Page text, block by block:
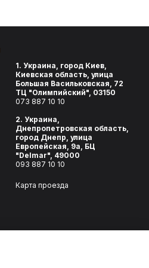
1. Украина, город Киев,
Киевская область, улица
Большая Васильковская, 72
ТЦ "Олимпийский", 03150
073 887 10 10
2. Украина,
Днепропетровская область,
город Днепр, улица
Европейская, 9а, БЦ
"Delmar", 49000
093 887 10 10
Карта проезда